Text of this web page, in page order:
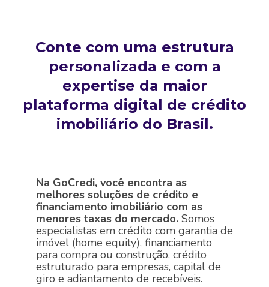
Conte com uma estrutura
personalizada e com a
expertise da maior
plataforma digital de crédito
imobiliário do Brasil.
Na GoCredi, você encontra as
melhores soluções de crédito e
financiamento imobiliário com as
menores taxas do mercado. Somos
especialistas em crédito com garantia de
imóvel (home equity), financiamento
para compra ou construção, crédito
estruturado para empresas, capital de
giro e adiantamento de recebíveis.